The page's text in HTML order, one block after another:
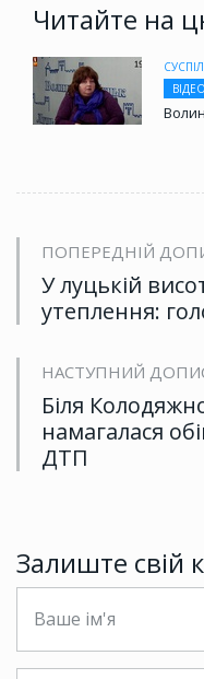
Читайте на
ВІДЕО
ПОПЕРЕДНІЙ
У луцькій
утеплення:
НАСТУПНИЙ
Біля
намагалася
ДТП
Залиште свій